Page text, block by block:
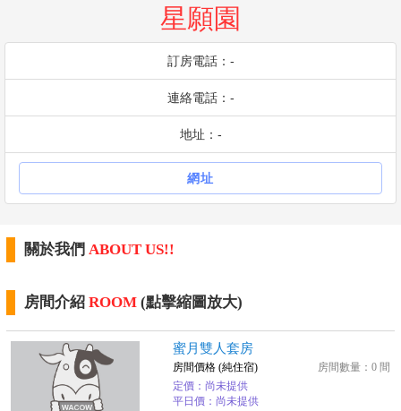
星願園
訂房電話：-
連絡電話：-
地址：-
網址
關於我們 ABOUT US!!
房間介紹 ROOM (點擊縮圖放大)
蜜月雙人套房
房間數量：0 間
房間價格 (純住宿)
定價：尚未提供
平日價：尚未提供